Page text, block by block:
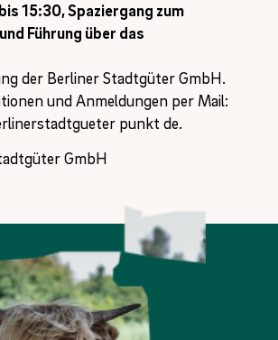
15:30, Spaziergang zum
Führung über das
der Berliner Stadtgüter GmbH.
und Anmeldungen per Mail:
punkt de.
GmbH